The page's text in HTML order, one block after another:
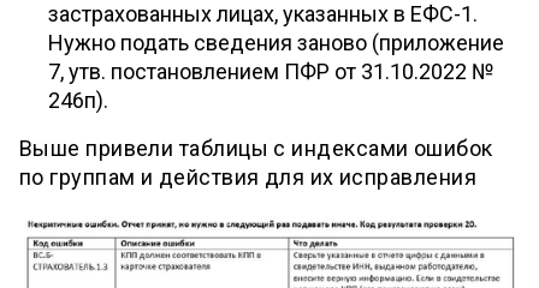
застрахованных лицах, указанных в ЕФС-1.
Нужно подать сведения заново (приложение
7, утв. постановлением ПФР от 31.10.2022 №
246п).
Выше привели таблицы с индексами ошибок
по группам и действия для их исправления